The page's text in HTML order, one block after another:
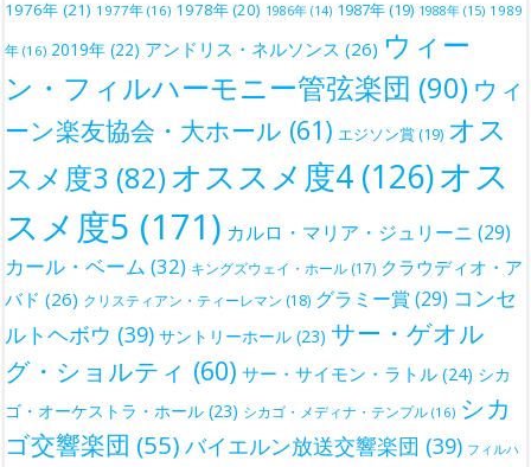
1976年 (21) 1977年 (16) 1978年(20) 1986年 (14) 1987年(19) 1988年 (15) 1989
年 (16) 2019年 (22) アンドリス・ネルソンス (26) ウィー
ン・フィルハーモニー管弦楽団 (90) ウィ
ーン楽友協会・大ホール (61) エジソン賞(19) オス
スメ度3 (82) オススメ度4 (126)オス
スメ度5 (171) カルロ・マリア・ジュリーニ (29)
カール・ベーム (32) キングズウェイ・ホール (17) クラウディオ・ア
バド (26) クリスティアン・ティーレマン (18) グラミー賞 (29) コンセ
ルトヘボウ (39) サントリーホール (23) サー・ゲオル
グ・ショルティ (60) サー・サイモン・ラトル (24) シカ
ゴ・オーケストラ・ホール (23) シカゴ・メディナ・テンプル (16) シカ
ゴ交響楽団 (55) バイエルン放送交響楽団 (39) フィルハ